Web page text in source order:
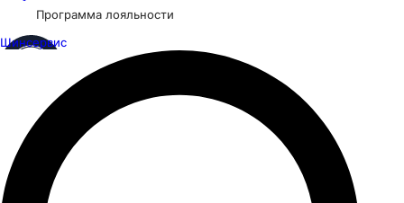
Программа лояльности
Шинсервис